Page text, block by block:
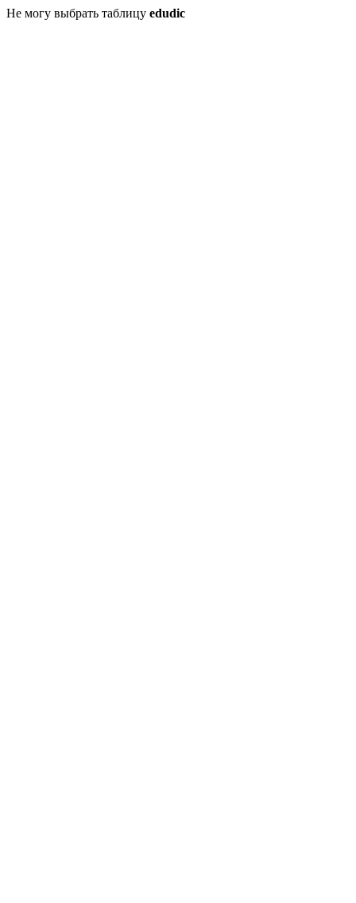
Не могу выбрать таблицу edudic